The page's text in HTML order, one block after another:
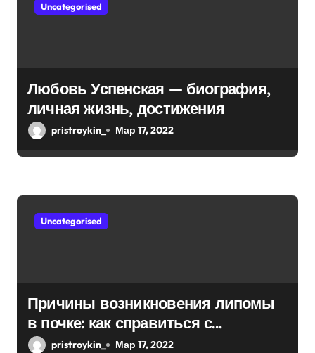
Uncategorised
Любовь Успенская — биография,
личная жизнь, достижения
pristroykin_ Мар 17, 2022
Uncategorised
Причины возникновения липомы
в почке: как справиться с
болезнью
pristroykin_ Мар 17, 2022